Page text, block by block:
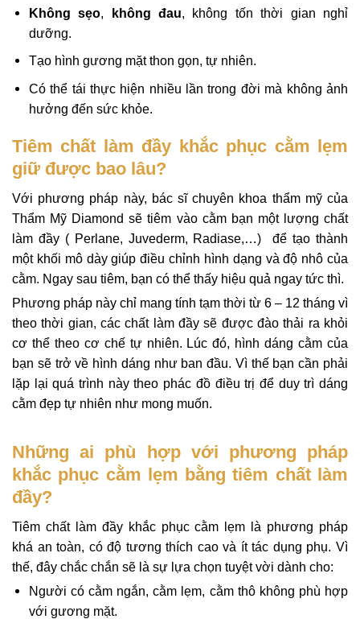
Không sẹo, không đau, không tốn thời gian nghỉ
dưỡng.
Tạo hình gương mặt thon gọn, tự nhiên.
Có thể tái thực hiện nhiều lần trong đời mà không ảnh
hưởng đến sức khỏe.
Tiêm chất làm đầy khắc phục cằm lẹm
giữ được bao lâu?
Với phương pháp này, bác sĩ chuyên khoa thẩm mỹ của
Thẩm Mỹ Diamond sẽ tiêm vào cằm bạn một lượng chất
làm đầy ( Perlane, Juvederm, Radiase,…) để tạo thành
một khối mô dày giúp điều chỉnh hình dạng và độ nhô của
cằm. Ngay sau tiêm, bạn có thể thấy hiệu quả ngay tức thì.
Phương pháp này chỉ mang tính tạm thời từ 6 – 12 tháng vì
theo thời gian, các chất làm đầy sẽ được đào thải ra khỏi
cơ thể theo cơ chế tự nhiên. Lúc đó, hình dáng cằm của
bạn sẽ trở về hình dáng như ban đầu. Vì thế bạn cần phải
lặp lại quá trình này theo phác đồ điều trị để duy trì dáng
cằm đẹp tự nhiên như mong muốn.
Những ai phù hợp với phương pháp
khắc phục cằm lẹm bằng tiêm chất làm
đầy?
Tiêm chất làm đầy khắc phục cằm lẹm là phương pháp
khá an toàn, có độ tương thích cao và ít tác dụng phụ. Vì
thế, đây chắc chắn sẽ là sự lựa chọn tuyệt vời dành cho:
Người có cằm ngắn, cằm lẹm, cằm thô không phù hợp
với gương mặt.